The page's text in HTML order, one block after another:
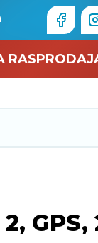
odmor —❯